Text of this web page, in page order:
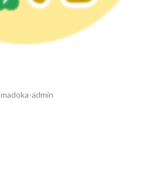
madoka-admin